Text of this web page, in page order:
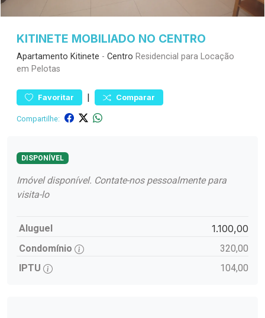
KITINETE MOBILIADO NO CENTRO
Apartamento Kitinete - Centro Residencial para Locação
em Pelotas
Favoritar | Comparar
Compartilhe:
DISPONÍVEL
Imóvel disponível. Contate-nos pessoalmente para
visita-lo
Aluguel 1.100,00
Condomínio
320,00
IPTU
104,00